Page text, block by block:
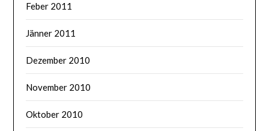
Feber 2011
Jänner 2011
Dezember 2010
November 2010
Oktober 2010